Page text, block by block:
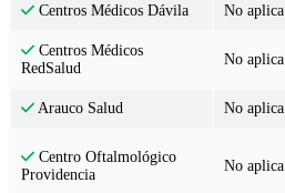
Centros Médicos Dávila No aplica
Centros Médicos
RedSalud
No aplica
Arauco Salud No aplica
Centro Oftalmológico
Providencia
No aplica